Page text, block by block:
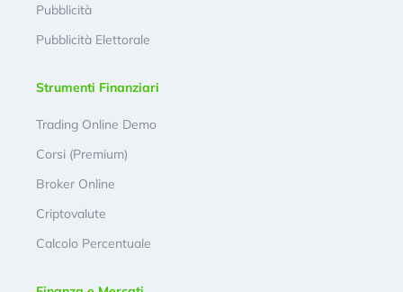
Pubblicità
Pubblicità Elettorale
Strumenti Finanziari
Trading Online Demo
Corsi (Premium)
Broker Online
Criptovalute
Calcolo Percentuale